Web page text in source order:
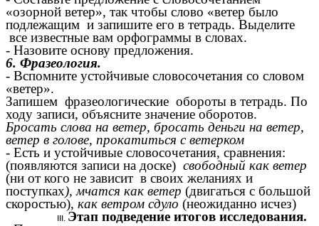
«озорной ветер», так чтобы слово «ветер было
подлежащим и запишите его в тетрадь. Выделите
все известные вам орфограммы в словах.
- Назовите основу предложения.
6. Фразеология.
- Вспомните устойчивые словосочетания со словом
«ветер».
Запишем фразеологические обороты в тетрадь. По
ходу записи, объясните значение оборотов.
Бросать слова на ветер, бросать деньги на ветер,
ветер в голове, прокатиться с ветерком
- Есть и устойчивые словосочетания, сравнения:
(появляются записи на доске) свободный как ветер
(ни от кого не зависит в своих желаниях и
поступках), мчатся как ветер (двигаться с большой
скоростью), как ветром сдуло (неожиданно исчез)
Этап подведение итогов исследования.